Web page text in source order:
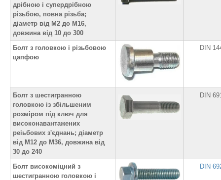
дрібною і супердрібною
різьбою, повна різьба;
діаметр від М2 до М16,
довжина від 10 до 300
Болт з головкою і різьбовою
цапфою
DIN
Болт з шестигранною
головкою із збільшеним
розміром під ключ для
високонавантажених
реіьбових з'єднань; діаметр
від М12 до М36, довжина від
30 до 240
DIN
Болт високоміцний з
шестигранною головкою і
DIN